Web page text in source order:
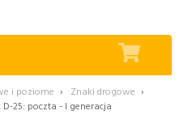
i poziome › Znaki drogowe ›
D-25: poczta - I generacja